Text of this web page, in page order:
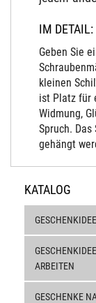
IM DETAIL:
Geben Sie
kleinen
ist Platz für
Widmung,
Spruch.
gehängt
KATALOG
ARBEITEN
GESCHENKE